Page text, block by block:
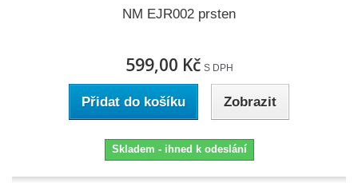
NM EJR002 prsten
599,00 Kč S DPH
Přidat do košíku Zobrazit
Skladem - ihned k odeslání